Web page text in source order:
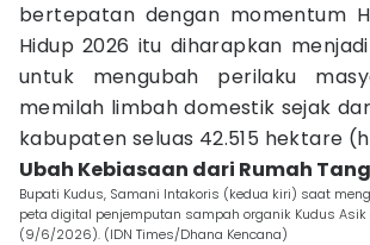
bertepatan dengan momentum
Hidup 2026 itu diharapkan
untuk mengubah perilaku
memilah limbah domestik sejak
kabupaten seluas 42.515 hektare
Ubah Kebiasaan dari Rumah
Bupati Kudus, Samani Intakoris (kedua kiri) saat
peta digital penjemputan sampah organik Kudus Asik
(9/6/2026). (IDN Times/Dhana Kencana)